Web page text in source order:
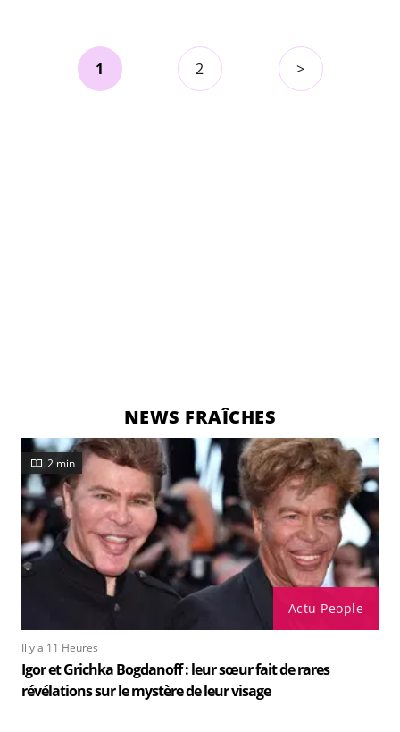
1 2 >
NEWS FRAÎCHES
Actu People
2 min
Il y a 11 Heures
Igor et Grichka Bogdanoff : leur sœur fait de rares
révélations sur le mystère de leur visage